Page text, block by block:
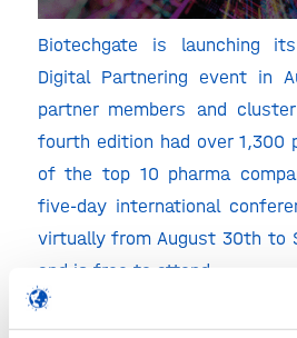
Biotechgate is launching
Digital Partnering event in
partner members and
fourth edition had over
of the top 10 pharma
five-day international
virtually from August 30th to
and is free to attend.
Registration and more